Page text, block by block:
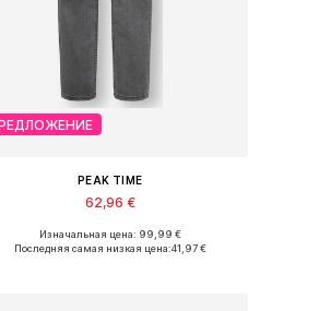
PEAK TIME
62,96 €
Доступно множество размеров
Изначальная цена: 99,99 €
Последняя самая низкая цена:41,97 €